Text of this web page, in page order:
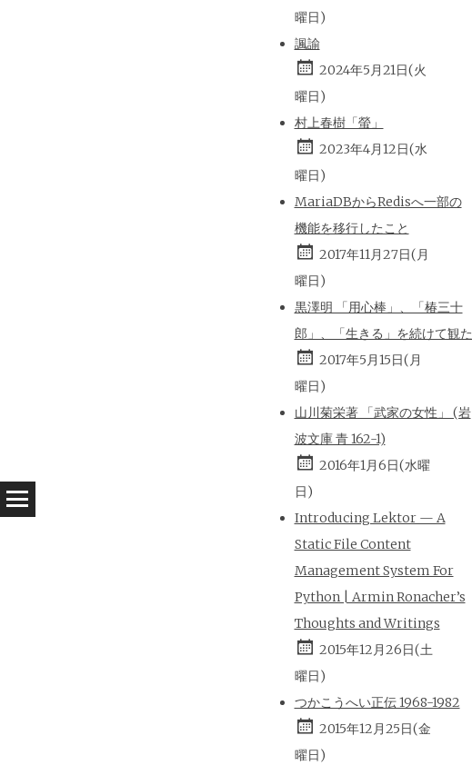
曜日)
諷諭
2024年5月21日(火
曜日)
村上春樹「螢」
2023年4月12日(水
曜日)
MariaDBからRedisへ一部の
機能を移行したこと
2017年11月27日(月
曜日)
黒澤明 「用心棒」、「椿三十
郎」、「生きる」を続けて観た
2017年5月15日(月
曜日)
山川菊栄著 「武家の女性」 (岩
波文庫 青 162-1)
2016年1月6日(水曜
日)
Introducing Lektor — A
Static File Content
Management System For
Python | Armin Ronacher’s
Thoughts and Writings
2015年12月26日(土
曜日)
つかこうへい正伝 1968-1982
2015年12月25日(金
曜日)